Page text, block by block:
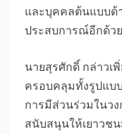
และบุคคลต้นแบบด้
ประสบการณ์อีกด้วย
นายสุรศักดิ์ กล่าวเ
ครอบคลุมทั้งรูปแบบ
การมีส่วนร่วมในวง
สนับสนุนให้เยาวช